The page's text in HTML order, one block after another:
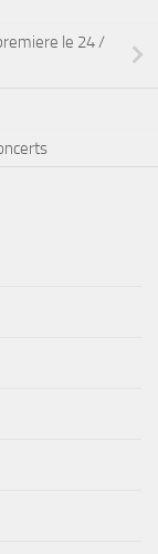
le 24 /